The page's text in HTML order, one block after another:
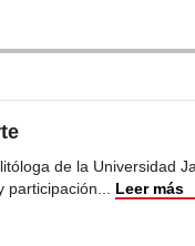
de la Universidad
participación... Leer más